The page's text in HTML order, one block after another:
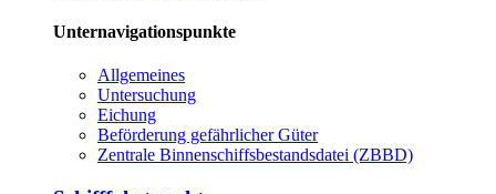
Unternavigationspunkte
Allgemeines
Untersuchung
Eichung
Beförderung gefährlicher Güter
Zentrale Binnenschiffsbestandsdatei (ZBBD)